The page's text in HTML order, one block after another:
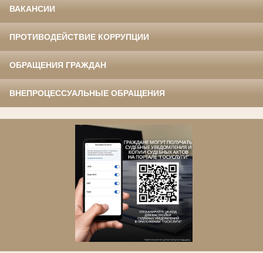
ВАКАНСИИ
ПРОТИВОДЕЙСТВИЕ КОРРУПЦИИ
ОБРАЩЕНИЯ ГРАЖДАН
ВНЕПРОЦЕССУАЛЬНЫЕ ОБРАЩЕНИЯ